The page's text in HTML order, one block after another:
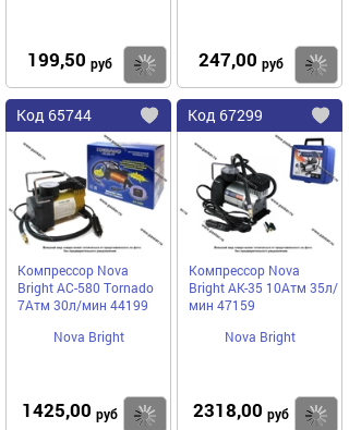
199,50 руб Купить
247,00 руб
Код 65744
Добавить
в
избранное
Компрессор Nova
Bright AC-580 Tornado
7Атм 30л/мин 44199
Nova Bright
1425,00 руб Купить
Код 67299
в
Компрессор Nova
Bright АК-35 10Атм 35л/
мин 47159
Nova Bright
2318,00 руб